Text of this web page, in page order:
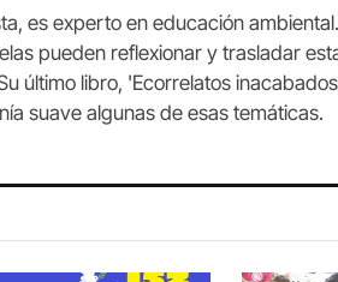
es experto en educación
pueden reflexionar y trasladar
último libro, 'Ecorrelatos
suave algunas de esas temáticas.